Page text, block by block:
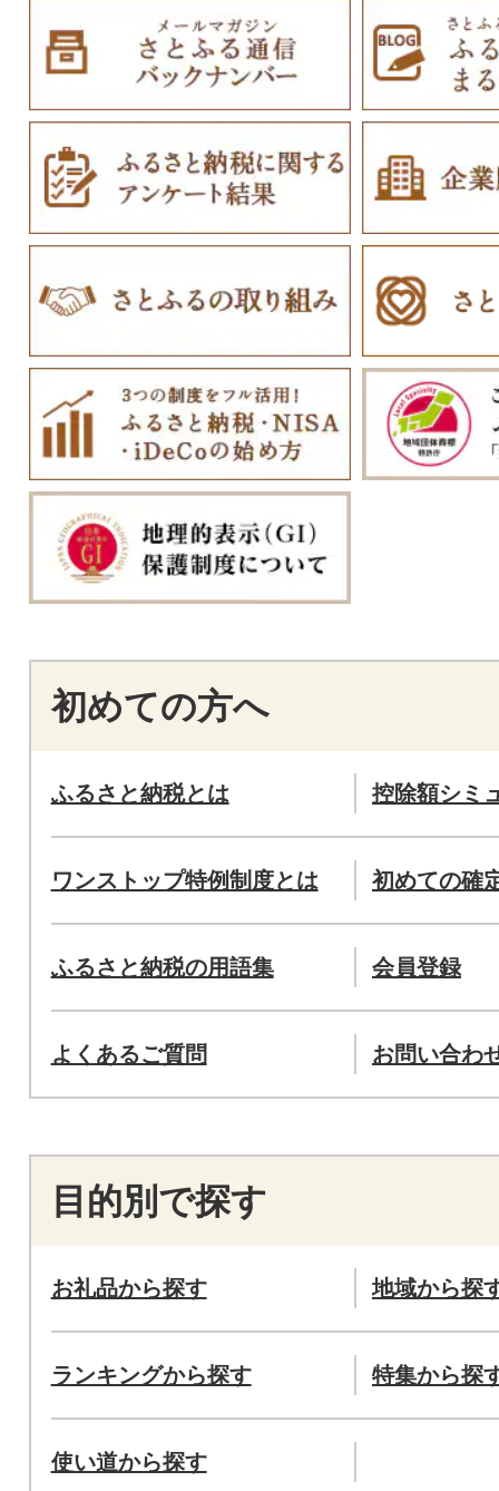
初めての方へ
ふるさと納税とは 控除額シミ
ワンストップ特例制度とは 初めての確
ふるさと納税の用語集 会員登録
よくあるご質問 お問い合わ
目的別で探す
お礼品から探す 地域から探
ランキングから探す 特集から探
使い道から探す